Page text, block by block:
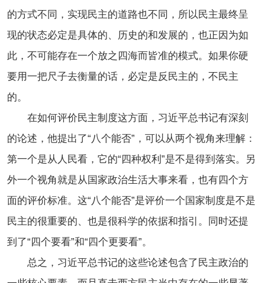
的方式不同，实现民主的道路也不同，所以民主最终呈
现的状态必定是具体的、历史的和发展的，也正因为如
此，不可能存在一个放之四海而皆准的模式。如果你硬
要用一把尺子去衡量的话，必定是反民主的，不民主
的。
在如何评价民主制度这方面，习近平总书记有深刻
的论述，他提出了“八个能否”，可以从两个视角来理解：
第一个是从人民看，它的“四种权利”是不是得到落实。另
外一个视角就是从国家政治生活大事来看，也有四个方
面的评价标准。这“八个能否”是评价一个国家制度是不是
民主的很重要的、也是很科学的依据和指引。同时还提
到了“四个要看”和“四个更要看”。
总之，习近平总书记的这些论述包含了民主政治的